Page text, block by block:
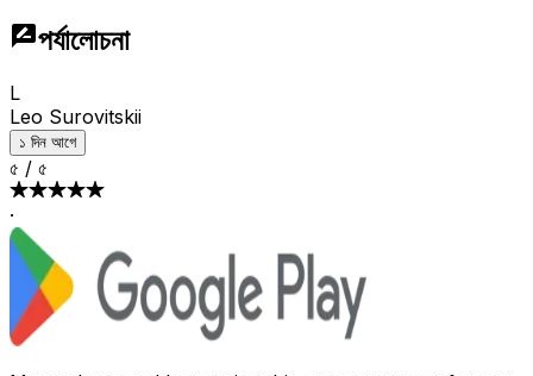
পর্যালোচনা
L
Leo Surovitskii
১ দিন আগে
৫ / ৫
·